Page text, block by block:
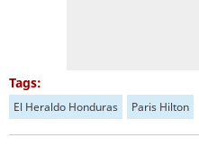
Tags:
El Heraldo Honduras Paris Hilton